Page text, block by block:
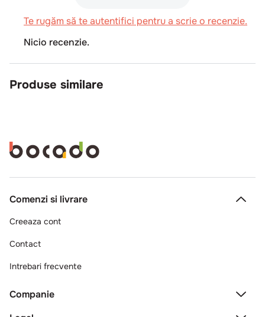
Te rugăm să te autentifici pentru a scrie o recenzie.
Nicio recenzie.
Produse similare
Comenzi si livrare
Creeaza cont
Contact
Intrebari frecvente
Companie